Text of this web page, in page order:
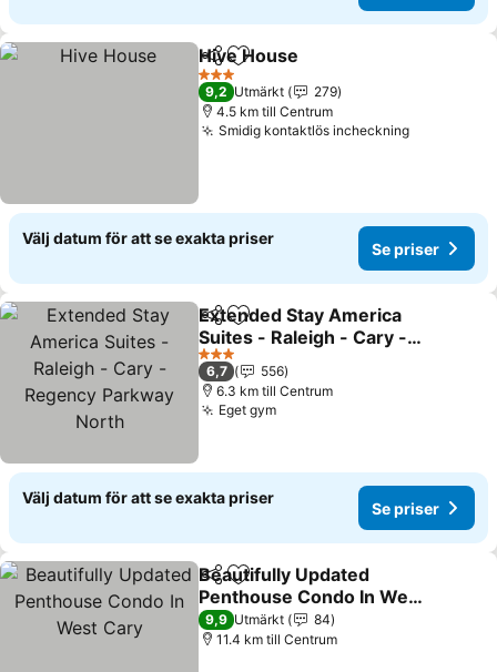
Dela Lägg till i Mina Favoriter
Hive House
3 Stjärnor
9,2 Utmärkt
279
4.5 km till Centrum
Smidig kontaktlös incheckningSe priser
Välj datum för att se exakta priser
Se priser
Dela Lägg till i Mina Favoriter
Extended Stay America
Suites - Raleigh - Cary -
Regency Parkway North
Se priser
3 Stjärnor
6,7
556
6.3 km till Centrum
Eget gymSe priser
Välj datum för att se exakta priser
Se priser
Dela Lägg till i Mina Favoriter
Beautifully Updated
Penthouse Condo In West
Cary
Se priser
9,9 Utmärkt
84
11.4 km till Centrum